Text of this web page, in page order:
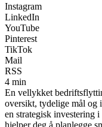
Instagram
LinkedIn
YouTube
Pinterest
TikTok
Mail
RSS
4 min
En vellykket
oversikt, tydelige mål og
en strategisk investering
hjelper deg å planlegge